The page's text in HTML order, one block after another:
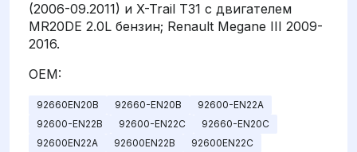
(2006-09.2011) и X-Trail T31 с двигателем
MR20DE 2.0L бензин; Renault Megane III 2009-
2016.
OEM:
92660EN20B 92660-EN20B
92600-EN22A
92600-EN22B
92600-EN22C
92660-EN20C
92600EN22A
92600EN22B 92600EN22C